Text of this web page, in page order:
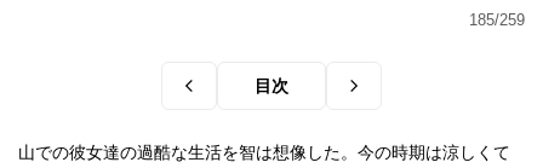
185/259
目次
山での彼女達の過酷な生活を智は想像した。今の時期は涼しくて